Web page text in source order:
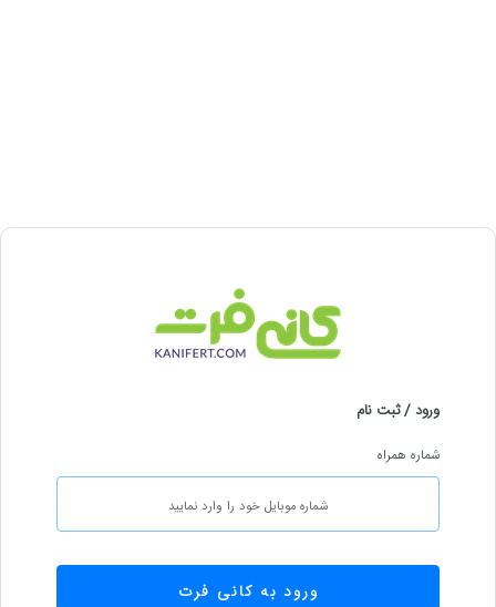
ورود / ثبت نام
شماره همراه
ورود به کانی فرت